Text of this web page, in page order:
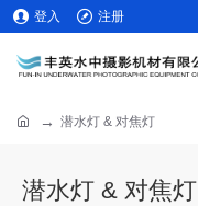
登入 注册
潜水灯 & 对焦灯
潜水灯 & 对焦灯